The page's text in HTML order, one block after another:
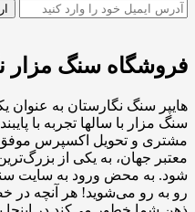
فروشگاه سنگ مزار
هایپر سنگ نگارستان به عنوان
سنگ مزار با سالها تجربه با
مشتری و تحویل اکسپرس موفق
معتبر جهان، به یکی از
شود. به محض ورود به سایت سنگ
رو به رو می‌شوید! هر آنچه در